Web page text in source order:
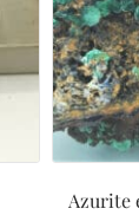
Azurite